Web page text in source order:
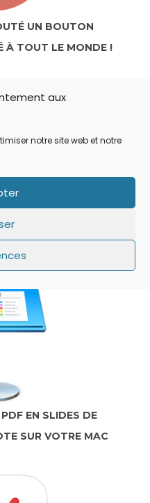
aux
notre site web et notre
UN BOUTON
À TOUT LE MONDE !
NE S’AFFICHE
VERROUILLAGE ?
EN SLIDES DE
SUR VOTRE MAC